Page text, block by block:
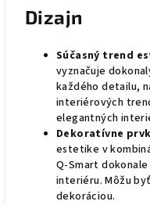
Dizajn
Súčasný trend
vyznačuje
každého detailu,
interiérových
elegantných
Dekoratívne
estetike v
Q-Smart
interiéru. Môžu
dekoráciou.